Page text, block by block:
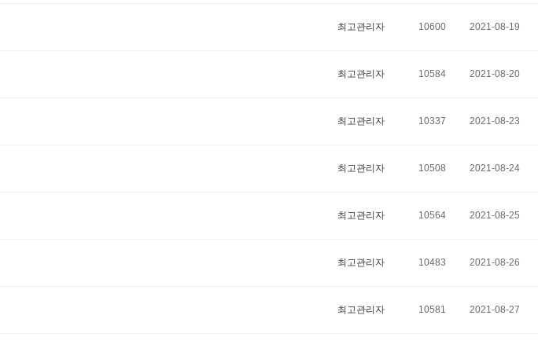
최고관리자 10600 2021-08-19
최고관리자 10584 2021-08-20
최고관리자 10337 2021-08-23
최고관리자 10508 2021-08-24
최고관리자 10564 2021-08-25
최고관리자 10483 2021-08-26
최고관리자 10581 2021-08-27